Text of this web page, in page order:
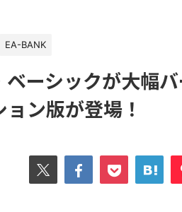
EA-BANK
ベーシックが大幅
ン版が登場！